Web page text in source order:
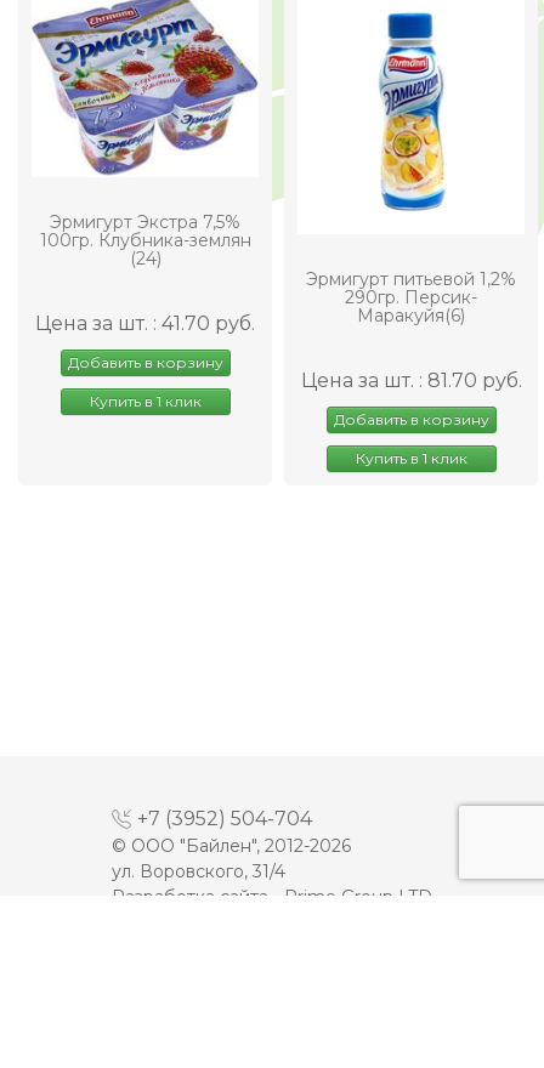
Эрмигурт Экстра 7,5%
100гр. Клубника-землян
(24)
Цена за шт. : 41.70 руб.
Добавить в корзину
Купить в 1 клик
Эрмигурт питьевой 1,2%
290гр. Персик-
Маракуйя(6)
Цена за шт. : 81.70 руб.
Добавить в корзину
Купить в 1 клик
+7 (3952) 504-704
© ООО "Байлен", 2012-2026
ул. Воровского, 31/4
Разработка сайта -
Prime Group LTD